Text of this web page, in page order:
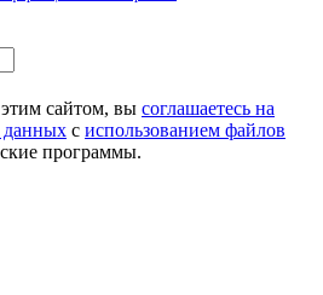
сайтом, вы соглашаетесь на
данных с использованием файлов
программы.